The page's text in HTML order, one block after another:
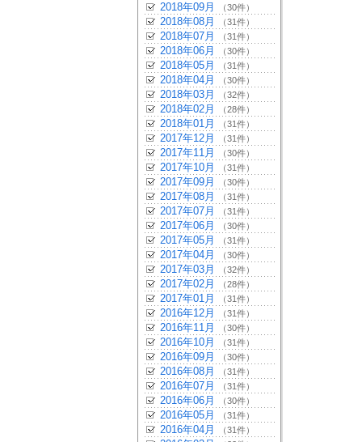
2018年09月 （30件）
2018年08月 （31件）
2018年07月 （31件）
2018年06月 （30件）
2018年05月 （31件）
2018年04月 （30件）
2018年03月 （32件）
2018年02月 （28件）
2018年01月 （31件）
2017年12月 （31件）
2017年11月 （30件）
2017年10月 （31件）
2017年09月 （30件）
2017年08月 （31件）
2017年07月 （31件）
2017年06月 （30件）
2017年05月 （31件）
2017年04月 （30件）
2017年03月 （32件）
2017年02月 （28件）
2017年01月 （31件）
2016年12月 （31件）
2016年11月 （30件）
2016年10月 （31件）
2016年09月 （30件）
2016年08月 （31件）
2016年07月 （31件）
2016年06月 （30件）
2016年05月 （31件）
2016年04月 （31件）